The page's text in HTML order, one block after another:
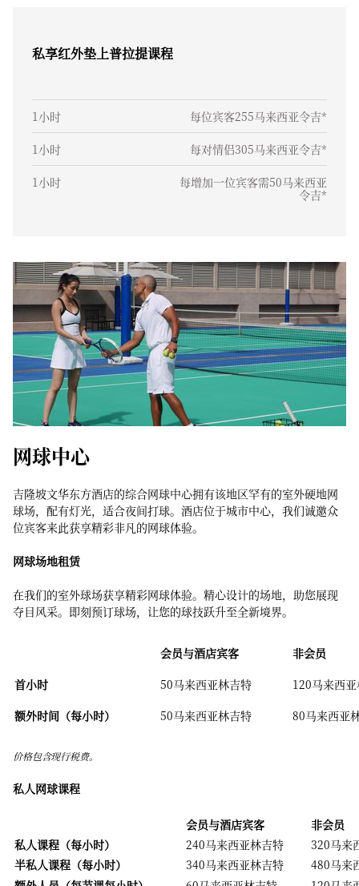
私享红外垫上普拉提课程
1小时 每位宾客255马来西亚令吉*
1小时 每对情侣305马来西亚令吉*
1小时
每增加一位宾客需50马来西亚
令吉*
网球中心
吉隆坡文华东方酒店的综合网球中心拥有该地区罕有的室外硬地网
球场，配有灯光，适合夜间打球。酒店位于城市中心，我们诚邀众
位宾客来此获享精彩非凡的网球体验。
网球场地租赁
在我们的室外球场获享精彩网球体验。精心设计的场地，助您展现
夺目风采。即刻预订球场，让您的球技跃升至全新境界。
会员与酒店宾客
非会员
首小时
50马来西亚林吉特
120马来西
额外时间（每小时）
50马来西亚林吉特 80马来西亚
价格包含现行税费。
私人网球课程
会员与酒店宾客
非会员
私人课程（每小时）
240马来西亚林吉特
320马来
半私人课程（每小时）
340马来西亚林吉特
480马来